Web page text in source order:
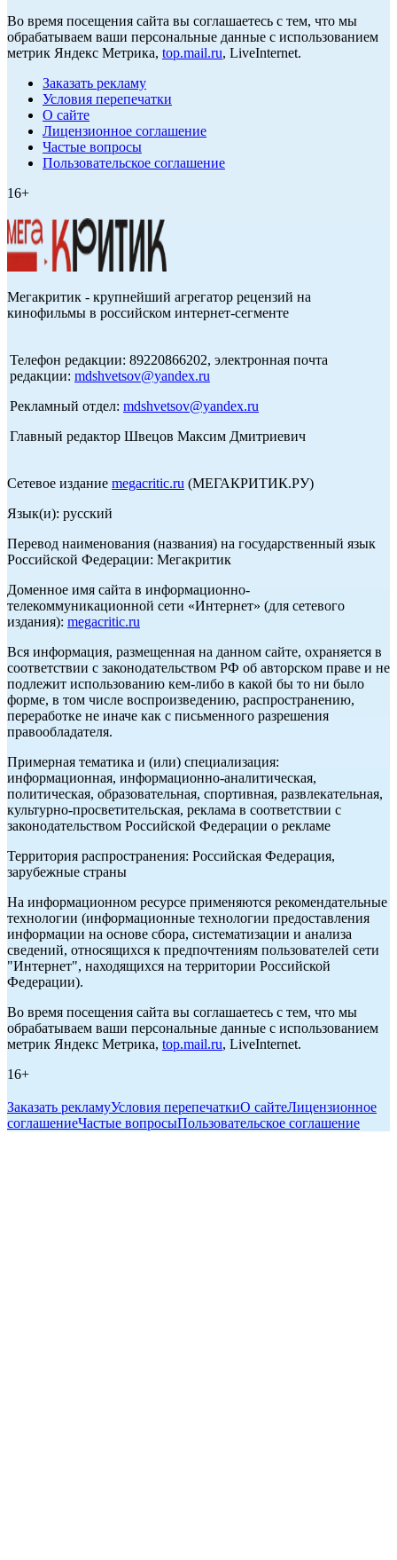
Во время посещения сайта вы соглашаетесь с тем, что мы
обрабатываем ваши персональные данные с использованием
метрик Яндекс Метрика, top.mail.ru, LiveInternet.
Заказать рекламу
Условия перепечатки
О сайте
Лицензионное соглашение
Частые вопросы
Пользовательское соглашение
16+
Мегакритик - крупнейший агрегатор рецензий на
кинофильмы в российском интернет-сегменте
Телефон редакции: 89220866202, электронная почта
редакции: mdshvetsov@yandex.ru
Рекламный отдел: mdshvetsov@yandex.ru
Главный редактор Швецов Максим Дмитриевич
Сетевое издание megacritic.ru (МЕГАКРИТИК.РУ)
Язык(и): русский
Перевод наименования (названия) на государственный язык
Российской Федерации: Мегакритик
Доменное имя сайта в информационно-
телекоммуникационной сети «Интернет» (для сетевого
издания): megacritic.ru
Вся информация, размещенная на данном сайте, охраняется в
соответствии с законодательством РФ об авторском праве и не
подлежит использованию кем-либо в какой бы то ни было
форме, в том числе воспроизведению, распространению,
переработке не иначе как с письменного разрешения
правообладателя.
Примерная тематика и (или) специализация:
информационная, информационно-аналитическая,
политическая, образовательная, спортивная, развлекательная,
культурно-просветительская, реклама в соответствии с
законодательством Российской Федерации о рекламе
Территория распространения: Российская Федерация,
зарубежные страны
На информационном ресурсе применяются рекомендательные
технологии (информационные технологии предоставления
информации на основе сбора, систематизации и анализа
сведений, относящихся к предпочтениям пользователей сети
"Интернет", находящихся на территории Российской
Федерации).
Во время посещения сайта вы соглашаетесь с тем, что мы
обрабатываем ваши персональные данные с использованием
метрик Яндекс Метрика, top.mail.ru, LiveInternet.
16+
Заказать рекламуУсловия перепечаткиО сайтеЛицензионное
соглашениеЧастые вопросыПользовательское соглашение